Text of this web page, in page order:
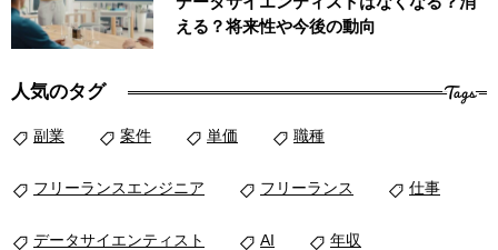
える？将来性や今後の動向
人気のタグ Tags
副業 案件 単価 職種
フリーランスエンジニア フリーランス 仕事
データサイエンティスト AI 年収